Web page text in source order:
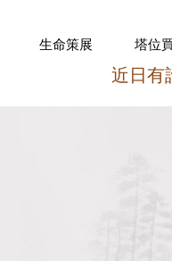
生命策展 塔位
近日有